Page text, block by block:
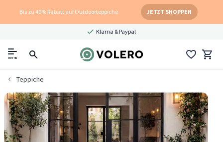
Bis zu 40% Rabatt auf Outdoorteppiche JETZT SHOPPEN
Klarna & Paypal
menu
Teppiche